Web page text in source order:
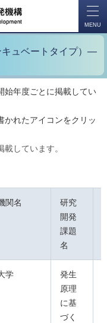
MENU
キュベートタイプ）―
始年度ごとに掲載してい
かれたアイコンをクリッ
しています。
関名
研究
開発
課題
名
学
発生
原理
に基
づく